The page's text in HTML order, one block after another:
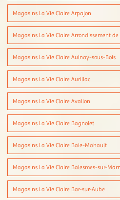
Magasins La Vie Claire Arpajon
Magasins La Vie Claire Arrondissement
Magasins La Vie Claire Aulnay-sous-Bois
Magasins La Vie Claire Aurillac
Magasins La Vie Claire Avallon
Magasins La Vie Claire Bagnolet
Magasins La Vie Claire Baie-Mahault
Magasins La Vie Claire Balesmes-sur-
Magasins La Vie Claire Bar-sur-Aube